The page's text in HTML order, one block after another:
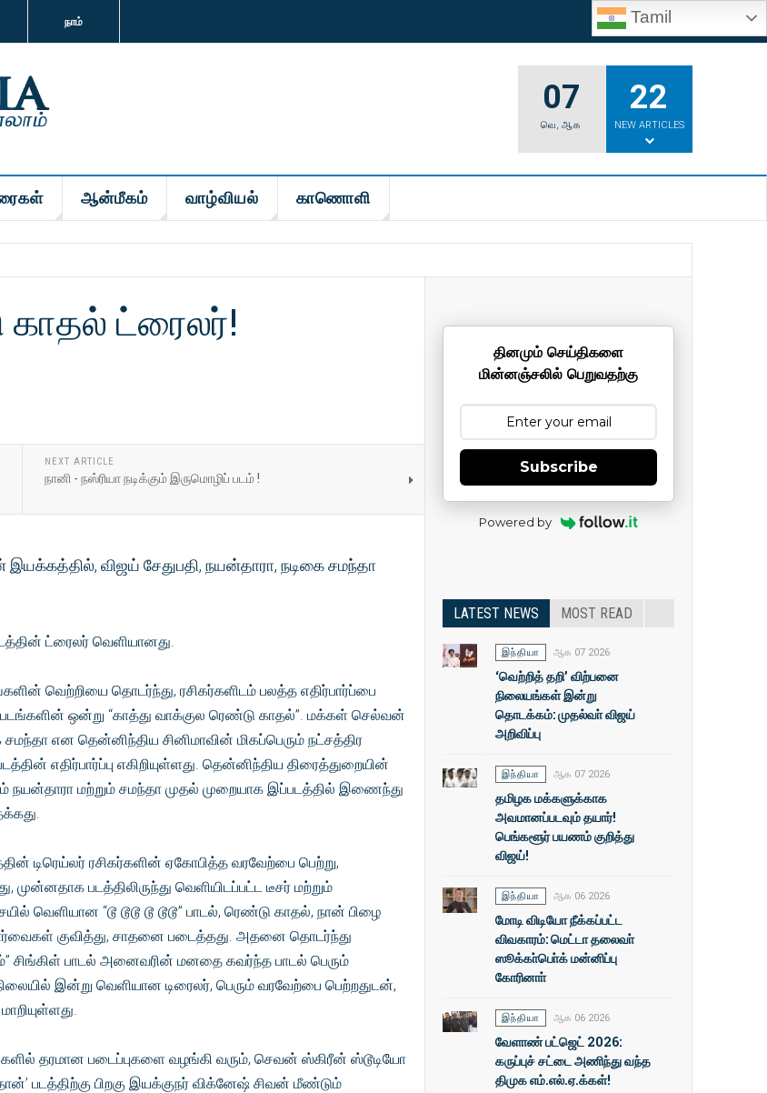
நாம் Tamil
07
வெ,ஆக
22
NEW ARTICLES
ஆன்மீகம் வாழ்வியல் காணொளி
காதல் ட்ரைலர்!
NEXT ARTICLE
நானி - நஸ்ரியா நடிக்கும் இருமொழிப் படம் !
விஜய் சேதுபதி, நயன்தாரா, நடிகை சமந்தா
ட்ரைலர் வெளியானது.
வெற்றியை தொடர்ந்து, ரசிகர்களிடம் பலத்த எதிர்பார்ப்பை
படங்களின் ஒன்று “காத்து வாக்குல ரெண்டு காதல்”. மக்கள் செல்வன்
சமந்தா என தென்னிந்திய சினிமாவின் மிகப்பெரும் நட்சத்திர
எதிர்பார்ப்பு எகிறியுள்ளது. தென்னிந்திய திரைத்துறையின்
நயன்தாரா மற்றும் சமந்தா முதல் முறையாக இப்படத்தில் இணைந்து
டிரெய்லர் ரசிகர்களின் ஏகோபித்த வரவேற்பை பெற்று,
படத்திலிருந்து வெளியிடப்பட்ட டீசர் மற்றும்
“டூ டூடூ டூ டூடூ” பாடல், ரெண்டு காதல், நான் பிழை
குவித்து, சாதனை படைத்தது. அதனை தொடர்ந்து
சிங்கிள் பாடல் அனைவரின் மனதை கவர்ந்த பாடல் பெரும்
இன்று வெளியான டிரைலர், பெரும் வரவேற்பை பெற்றதுடன்,
தரமான படைப்புகளை வழங்கி வரும், செவன் ஸ்கிரீன் ஸ்டூடியோ
படத்திற்கு பிறகு இயக்குநர் விக்னேஷ் சிவன் மீண்டும்
தினமும் செய்திகளை
மின்னஞ்சலில் பெறுவதற்கு
Subscribe
Powered by
LATEST NEWS MOST READ
இந்தியா ஆக 07 2026
‘வெற்றித் தறி’ விற்பனை
நிலையங்கள் இன்று
தொடக்கம்: முதல்வா் விஜய்
அறிவிப்பு
இந்தியா ஆக 07 2026
தமிழக மக்களுக்காக
அவமானப்படவும் தயார்!
பெங்களூர் பயணம் குறித்து
விஜய்!
இந்தியா ஆக 06 2026
மோடி விடியோ நீக்கப்பட்ட
விவகாரம்: மெட்டா தலைவா்
ஸூக்கா்பொ்க் மன்னிப்பு
கோரினாா்
இந்தியா ஆக 06 2026
வேளாண் பட்ஜெட் 2026:
கருப்புச் சட்டை அணிந்து வந்த
திமுக எம்.எல்.ஏ.க்கள்!